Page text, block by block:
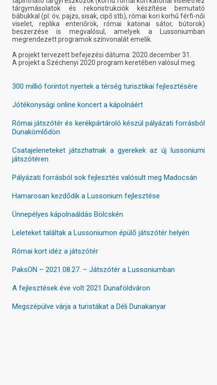
tárgymásolatok és rekonstrukciók készítése bemutató
bábukkal (pl: öv, pajzs, sisak, cipő stb), római kori korhű férfi-női
viselet, replika enteriőrök, római katonai sátor, bútorok)
beszerzése is megvalósul, amelyek a Lussoniumban
megrendezett programok színvonalát emelik.
A projekt tervezett befejezési dátuma: 2020.december 31.
A projekt a Széchenyi 2020 program keretében valósul meg.
300 millió forintot nyertek a térség turisztikai fejlesztésére
Jótékonysági online koncert a kápolnáért
Római játszótér és kerékpártároló készül pályázati forrásból
Dunakömlődön
Csatajeleneteket játszhatnak a gyerekek az új lussoniumi
játszótéren
Pályázati forrásból sok fejlesztés valósult meg Madocsán
Hamarosan kezdődik a Lussonium fejlesztése
Ünnepélyes kápolnaáldás Bölcskén
Leleteket találtak a Lussoniumon épülő játszótér helyén
Római kort idéz a játszótér
PaksON – 2021.08.27. – Játszótér a Lussoniumban
A fejlesztések éve volt 2021 Dunaföldváron
Megszépülve várja a turistákat a Déli Dunakanyar